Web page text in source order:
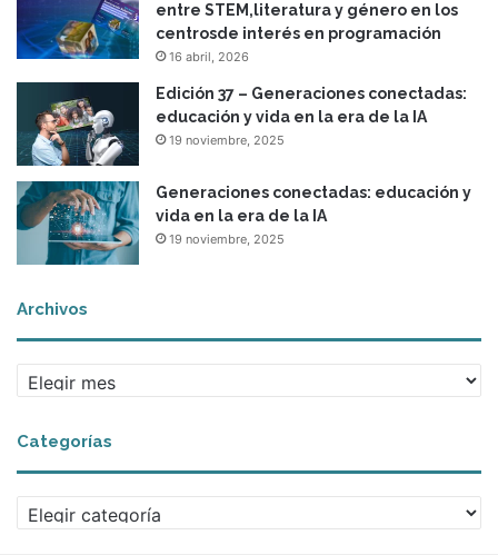
entre STEM,literatura y género en los
centrosde interés en programación
16 abril, 2026
Edición 37 – Generaciones conectadas:
educación y vida en la era de la IA
19 noviembre, 2025
Generaciones conectadas: educación y
vida en la era de la IA
19 noviembre, 2025
Archivos
Archivos
Categorías
Categorías